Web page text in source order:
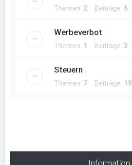
Themen: 2Beiträge: 6
Werbeverbot
Themen: 1 Beiträge: 3
Steuern
Themen: 7Beiträge: 19
Information